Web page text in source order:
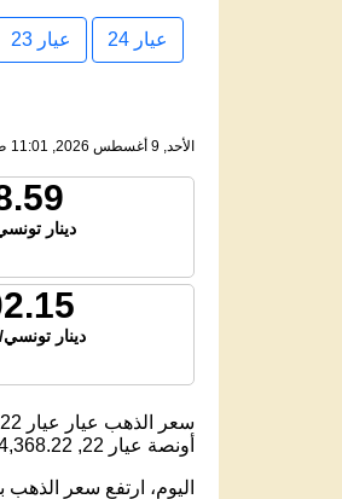
عيار 24 عيار 23
الأحد, 9 أغسطس 2026, 11:01 ص
دينار
دينار تونسي/
سعر الذهب عيار عيار 22 في تونس هو
أونصة عيار 22,